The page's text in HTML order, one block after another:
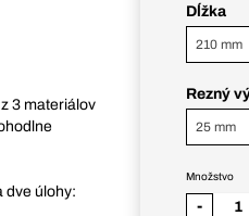
3 materiálov
dve úlohy:
Dĺžka
210 mm
Rezný
25 mm
Množstvo
-